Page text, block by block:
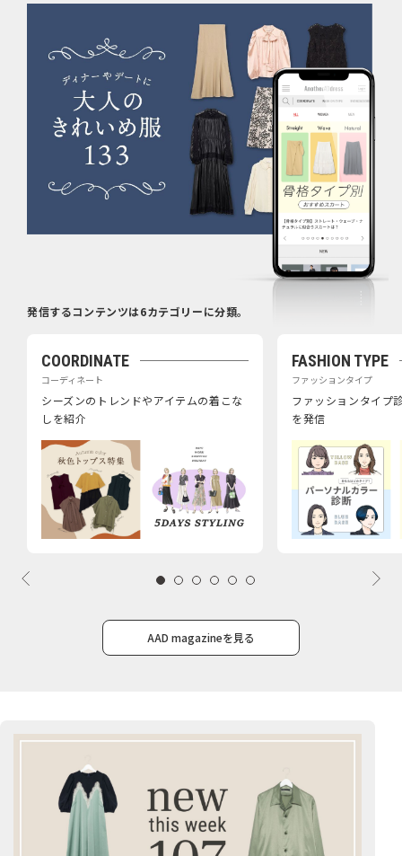
発信するコンテンツは6カテゴリーに分類。
COORDINATE
コーディネート
シーズンのトレンドやアイテムの着こな
しを紹介
FASHION TYPE
ファッションタイプ
ファッションタイプ
を発信
AAD magazineを見る